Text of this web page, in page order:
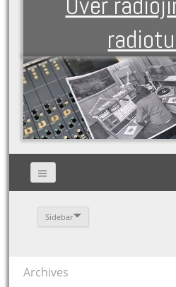
Sidebar
Archives